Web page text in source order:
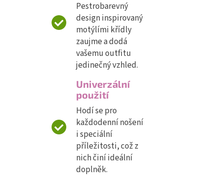
Pestrobarevný
design inspirovaný
motýlími křídly
zaujme a dodá
vašemu outfitu
jedinečný vzhled.
Univerzální
použití
Hodí se pro
každodenní nošení
i speciální
příležitosti, což z
nich činí ideální
doplněk.